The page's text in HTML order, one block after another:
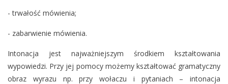
- trwałość mówienia;
- zabarwienie mówienia.
Intonacja jest najważniejszym środkiem kształtowania
wypowiedzi. Przy jej pomocy możemy kształtować gramatyczny
obraz wyrazu np. przy wołaczu i pytaniach – intonacja